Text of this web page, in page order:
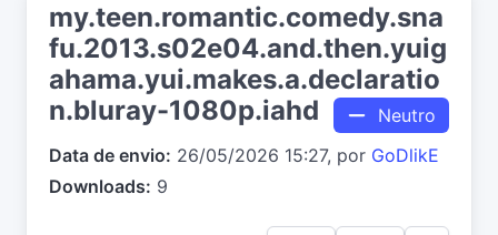
my.teen.romantic.comedy.sna
fu.2013.s02e04.and.then.yuig
ahama.yui.makes.a.declaratio
n.bluray-1080p.iahd
Neutro
Data de envio: 26/05/2026 15:27, por GoDlikE
Downloads: 9